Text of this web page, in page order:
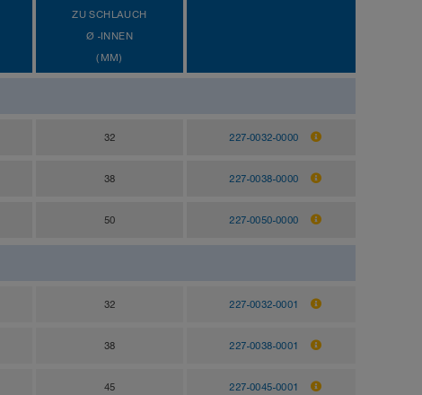
ZU SCHLAUCH
Ø -INNEN
(MM)
32 227-0032-0000
38 227-0038-0000
50 227-0050-0000
32 227-0032-0001
38 227-0038-0001
45 227-0045-0001